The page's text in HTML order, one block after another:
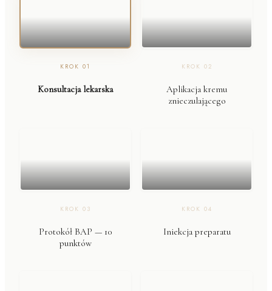
KROK 01
Konsultacja lekarska
KROK 02
Aplikacja kremu
znieczulającego
KROK 03
Protokół BAP — 10
punktów
KROK 04
Iniekcja preparatu